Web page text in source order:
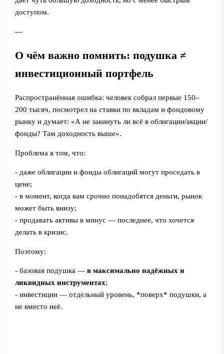
доступом.
---
О чём важно помнить: подушка ≠
инвестиционный портфель
Распространённая ошибка: человек собрал первые 150–
200 тысяч, посмотрел на ставки по вкладам и фондовому
рынку и думает: «А не закинуть ли всё в облигации/акции/
фонды? Там доходность выше».
Проблема в том, что:
- даже облигации и фонды облигаций могут проседать в
цене;
- в момент, когда вам срочно понадобятся деньги, рынок
может быть внизу;
- продавать активы в минус — последнее, что хочется
делать в кризис.
Поэтому:
- базовая подушка —в максимально надёжных и
ликвидных инструментах;
- инвестиции — отдельный уровень, *поверх* подушки, а
не вместо неё.